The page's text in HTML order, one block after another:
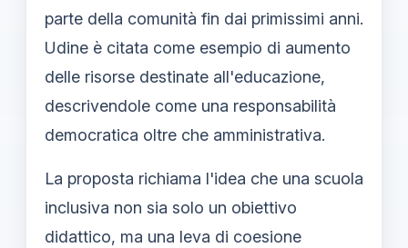
parte della comunità fin dai primissimi anni.
Udine è citata come esempio di aumento
delle risorse destinate all'educazione,
descrivendole come una responsabilità
democratica oltre che amministrativa.
La proposta richiama l'idea che una scuola
inclusiva non sia solo un obiettivo
didattico, ma una leva di coesione